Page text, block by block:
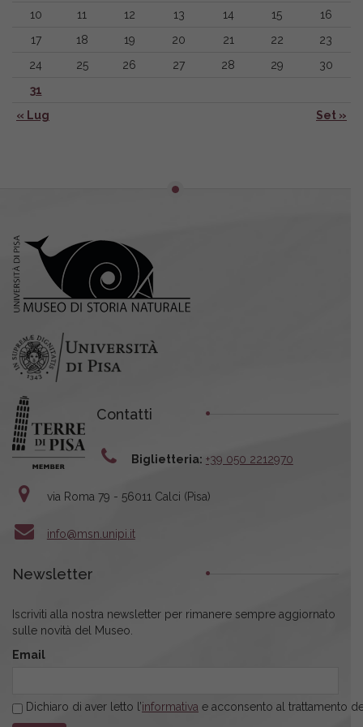
« Lug Set »
10
11 12 13 14 15
16
17
18 19 20 21 22
23
24
25 26 27 28 29
30
31
Contatti
Biglietteria: +39 050 2212970
via Roma 79 - 56011 Calci (Pisa)
info@msn.unipi.it
Newsletter
Iscriviti alla nostra newsletter per rimanere sempre aggiornato
sulle novità del Museo.
Email
Dichiaro di aver letto l’informativa e acconsento al trattamento